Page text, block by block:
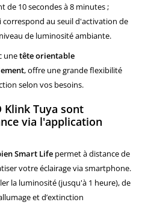
de 10 secondes à 8 minutes ;
correspond au seuil d'activation de
de luminosité ambiante.
unetête orientable
, offre une grande flexibilité
selon vos besoins.
Klink Tuya sont
via l'application
Smart Life permet à distance de
votre éclairage via smartphone.
la luminosité (jusqu'à 1 heure), de
et d’extinction